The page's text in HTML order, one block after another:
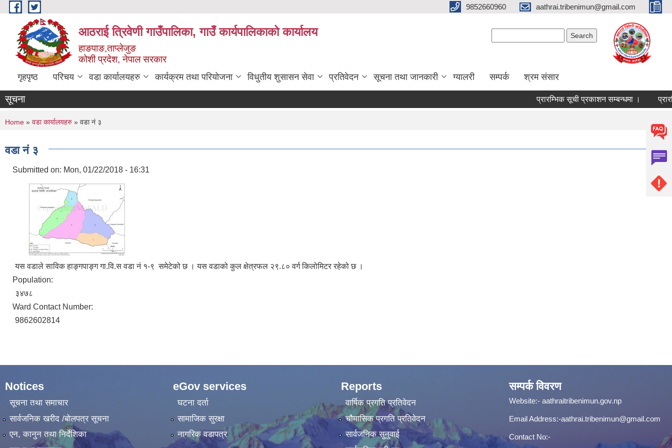
Skip to main content 9852660960 aathrai.tribenimun@gmail.com
आठराई त्रिवेणी गाउँपालिका, गाउँ कार्यपालिकाको कार्यालय
हाङपाङ,ताप्लेजुङ
कोशी प्रदेश, नेपाल सरकार
गृहपृष्ठ परिचय वडा कार्यालयहरु कार्यक्रम तथा परियोजना विधुतीय शुसासन सेवा प्रतिवेदन सूचना तथा जानकारी ग्यालरी सम्पर्क श्रम संसार
सूचना प्रारम्भिक सूची प्रकाशन सम्बन्धमा ।
You are here
Home » वडा कार्यालयहरु » वडा नं ३
वडा नं ३
Submitted on: Mon, 01/22/2018 - 16:31
यस वडाले साविक हाङ्गपाङ्ग गा.वि.स वडा नं १-९ समेटेको छ । यस वडाको कुल क्षेत्रफल २९.८० वर्ग किलोमिटर रहेको छ ।
Population:
३४७८
Ward Contact Number:
9862602814
Notices
सूचना तथा समाचार
सार्वजनिक खरीद /बोलपत्र सूचना
एन, कानुन तथा निर्देशिका
eGov services
घटना दर्ता
सामाजिक सुरक्षा
नागरिक वडापत्र
Reports
वार्षिक प्रगति प्रतिवेदन
चौमासिक प्रगति प्रतिवेदन
सार्वजनिक सुनुवाई
सम्पर्क विवरण
Website:- aathraitribenimun.gov.np
Email Address:-aathrai.tribenimun@gmail.com
Contact No:-